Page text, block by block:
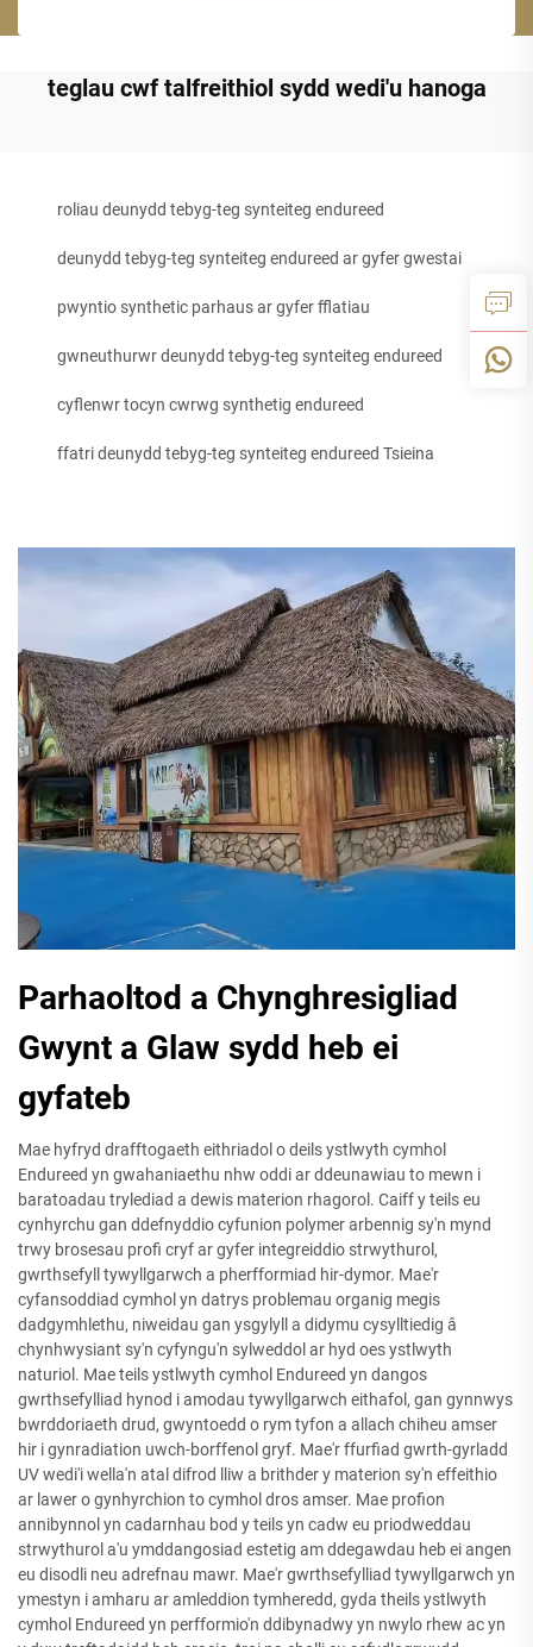
teglau cwf talfreithiol sydd wedi'u hanoga
roliau deunydd tebyg-teg synteiteg endureed
deunydd tebyg-teg synteiteg endureed ar gyfer gwestai
pwyntio synthetic parhaus ar gyfer fflatiau
gwneuthurwr deunydd tebyg-teg synteiteg endureed
cyflenwr tocyn cwrwg synthetig endureed
ffatri deunydd tebyg-teg synteiteg endureed Tsieina
Parhaoltod a Chynghresigliad
Gwynt a Glaw sydd heb ei
gyfateb
Mae hyfryd drafftogaeth eithriadol o deils ystlwyth cymhol
Endureed yn gwahaniaethu nhw oddi ar ddeunawiau to mewn i
baratoadau trylediad a dewis materion rhagorol. Caiff y teils eu
cynhyrchu gan ddefnyddio cyfunion polymer arbennig sy'n mynd
trwy brosesau profi cryf ar gyfer integreiddio strwythurol,
gwrthsefyll tywyllgarwch a pherfformiad hir-dymor. Mae'r
cyfansoddiad cymhol yn datrys problemau organig megis
dadgymhlethu, niweidau gan ysgylyll a didymu cysylltiedig â
chynhwysiant sy'n cyfyngu'n sylweddol ar hyd oes ystlwyth
naturiol. Mae teils ystlwyth cymhol Endureed yn dangos
gwrthsefylliad hynod i amodau tywyllgarwch eithafol, gan gynnwys
bwrddoriaeth drud, gwyntoedd o rym tyfon a allach chiheu amser
hir i gynradiation uwch-borffenol gryf. Mae'r ffurfiad gwrth-gyrladd
UV wedi'i wella'n atal difrod lliw a brithder y materion sy'n effeithio
ar lawer o gynhyrchion to cymhol dros amser. Mae profion
annibynnol yn cadarnhau bod y teils yn cadw eu priodweddau
strwythurol a'u ymddangosiad estetig am ddegawdau heb ei angen
eu disodli neu adrefnau mawr. Mae'r gwrthsefylliad tywyllgarwch yn
ymestyn i amharu ar amleddion tymheredd, gyda theils ystlwyth
cymhol Endureed yn perfformio'n ddibynadwy yn nwylo rhew ac yn